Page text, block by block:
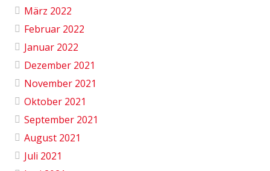
März 2022
Februar 2022
Januar 2022
Dezember 2021
November 2021
Oktober 2021
September 2021
August 2021
Juli 2021